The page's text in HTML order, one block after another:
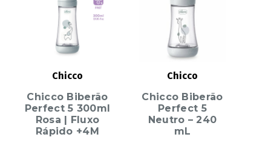
Chicco
Chicco Biberão
Perfect 5 300ml
Rosa | Fluxo
Rápido +4M
Chicco
Chicco Biberão
Perfect 5
Neutro – 240
mL